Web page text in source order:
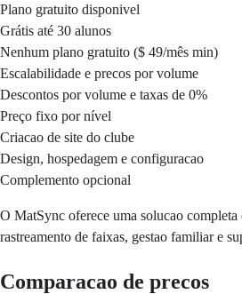
Plano gratuito disponivel
Grátis até 30 alunos
Nenhum plano gratuito ($ 49/mês min)
Escalabilidade e precos por volume
Descontos por volume e taxas de 0%
Preço fixo por nível
Criacao de site do clube
Design, hospedagem e configuracao
Complemento opcional
O MatSync oferece uma solucao
rastreamento de faixas, gestao familiar e
Comparacao de precos